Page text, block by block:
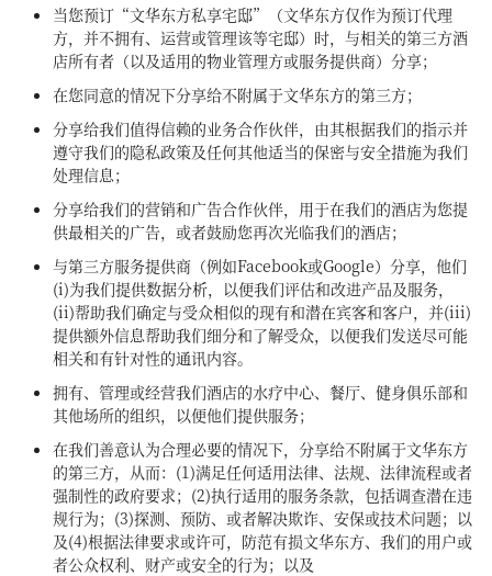
当您预订“文华东方私享宅邸”（文华东方仅作为预订代理
方，并不拥有、运营或管理该等宅邸）时，与相关的第三方酒
店所有者（以及适用的物业管理方或服务提供商）分享；
在您同意的情况下分享给不附属于文华东方的第三方；
分享给我们值得信赖的业务合作伙伴，由其根据我们的指示并
遵守我们的隐私政策及任何其他适当的保密与安全措施为我们
处理信息；
分享给我们的营销和广告合作伙伴，用于在我们的酒店为您提
供最相关的广告，或者鼓励您再次光临我们的酒店；
与第三方服务提供商（例如Facebook或Google）分享，他们
(i)为我们提供数据分析，以便我们评估和改进产品及服务，
(ii)帮助我们确定与受众相似的现有和潜在宾客和客户，并(iii)
提供额外信息帮助我们细分和了解受众，以便我们发送尽可能
相关和有针对性的通讯内容。
拥有、管理或经营我们酒店的水疗中心、餐厅、健身俱乐部和
其他场所的组织，以便他们提供服务；
在我们善意认为合理必要的情况下，分享给不附属于文华东方
的第三方，从而：(1)满足任何适用法律、法规、法律流程或者
强制性的政府要求；(2)执行适用的服务条款，包括调查潜在违
规行为；(3)探测、预防、或者解决欺诈、安保或技术问题；以
及(4)根据法律要求或许可，防范有损文华东方、我们的用户或
者公众权利、财产或安全的行为；以及